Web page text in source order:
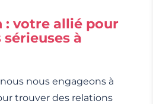
: votre allié pour
à
nous engageons à
trouver des relations